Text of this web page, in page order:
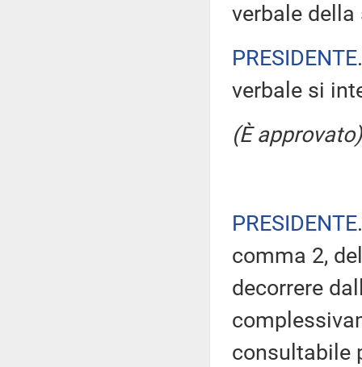
verbale
PRESIDENTE
verbale si
(È approvato)
PRESIDENTE
comma 2,
decorrere
consultabile